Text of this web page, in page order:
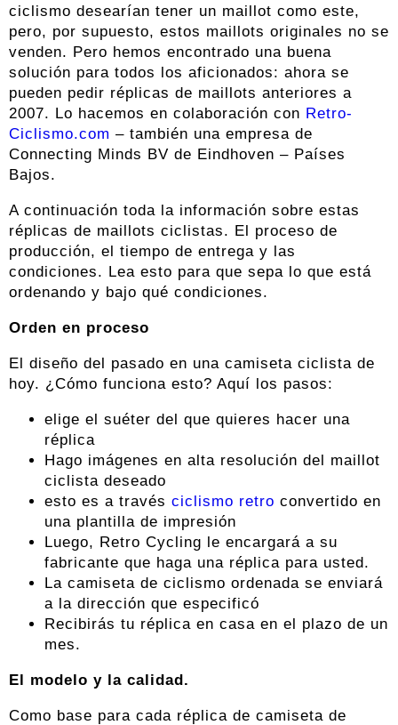
ciclismo desearían tener un maillot como este,
pero, por supuesto, estos maillots originales no se
venden. Pero hemos encontrado una buena
solución para todos los aficionados: ahora se
pueden pedir réplicas de maillots anteriores a
2007. Lo hacemos en colaboración con Retro-
Ciclismo.com – también una empresa de
Connecting Minds BV de Eindhoven – Países
Bajos.
A continuación toda la información sobre estas
réplicas de maillots ciclistas. El proceso de
producción, el tiempo de entrega y las
condiciones. Lea esto para que sepa lo que está
ordenando y bajo qué condiciones.
Orden en proceso
El diseño del pasado en una camiseta ciclista de
hoy. ¿Cómo funciona esto? Aquí los pasos:
elige el suéter del que quieres hacer una
réplica
Hago imágenes en alta resolución del maillot
ciclista deseado
esto es a través ciclismo retro convertido en
una plantilla de impresión
Luego, Retro Cycling le encargará a su
fabricante que haga una réplica para usted.
La camiseta de ciclismo ordenada se enviará
a la dirección que especificó
Recibirás tu réplica en casa en el plazo de un
mes.
El modelo y la calidad.
Como base para cada réplica de camiseta de